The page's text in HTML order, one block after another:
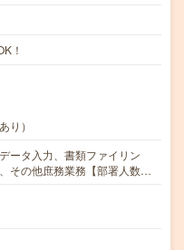
！
り）
ータ入力、書類ファイリン
その他庶務業務【部署人数…